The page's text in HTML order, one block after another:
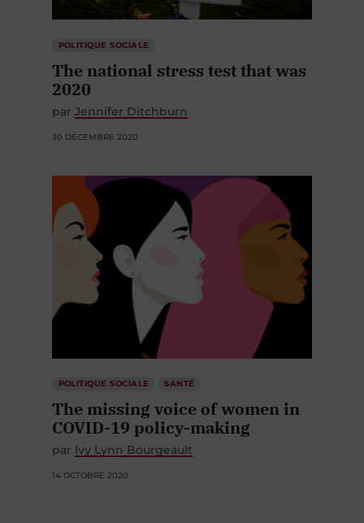
POLITIQUE SOCIALE
The national stress test that was
2020
par Jennifer Ditchburn
30 DÉCEMBRE 2020
POLITIQUE SOCIALE SANTÉ
The missing voice of women in
COVID-19 policy-making
par Ivy Lynn Bourgeault
14 OCTOBRE 2020